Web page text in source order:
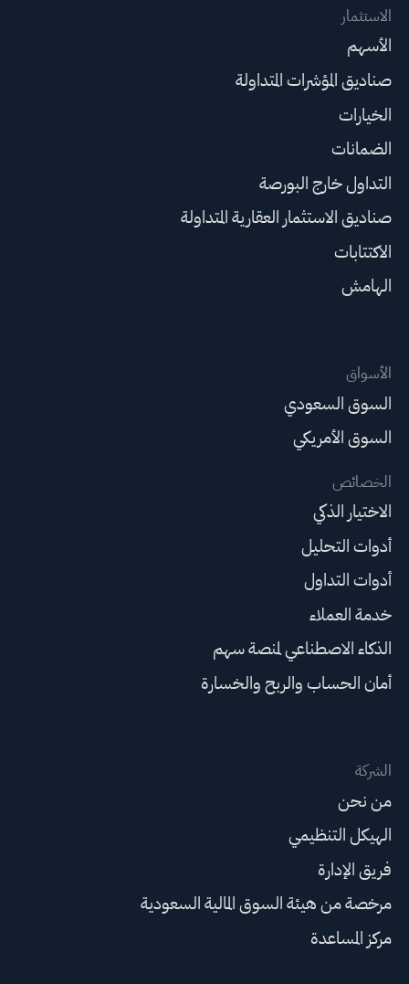
الاستثمار
الأسهم
صناديق المؤشرات المتداولة
الخيارات
الضمانات
التداول خارج البورصة
صناديق الاستثمار العقارية المتداولة
الاكتتابات
الهامش
الأسواق
السوق السعودي
السوق الأمريكي
الخصائص
الاختيار الذكي
أدوات التحليل
أدوات التداول
خدمة العملاء
الذكاء الاصطناعي لمنصة سهم
أمان الحساب والربح والخسارة
الشركة
من نحن
الهيكل التنظيمي
فريق الإدارة
مرخصة من هيئة السوق المالية السعودية
مركز المساعدة